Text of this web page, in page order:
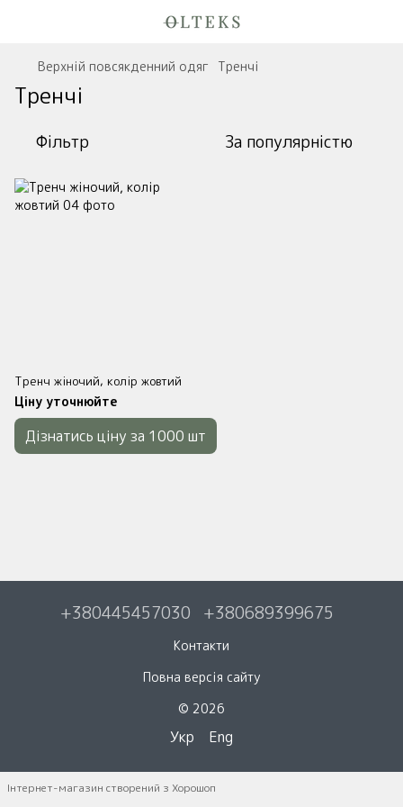
Верхній повсякденний одяг Тренчі
Тренчі
Фільтр За популярністю
Тренч жіночий, колір жовтий
Ціну уточнюйте
Дізнатись ціну за 1000 шт
+380445457030 +380689399675
Контакти
Повна версія сайту
© 2026
Укр Eng
Інтернет-магазин створений з Хорошоп